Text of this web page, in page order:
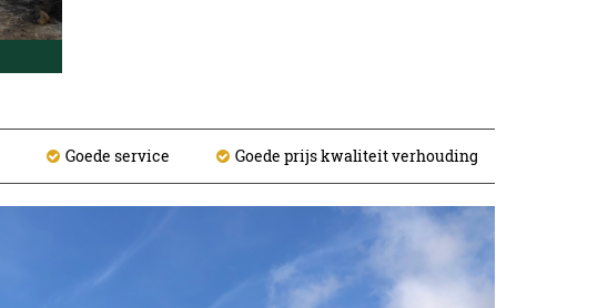
Goede service Goede prijs kwaliteit verhouding